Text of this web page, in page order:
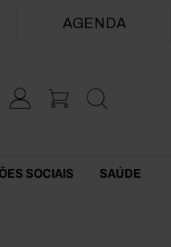
AGENDA
SOCIAIS SAÚDE